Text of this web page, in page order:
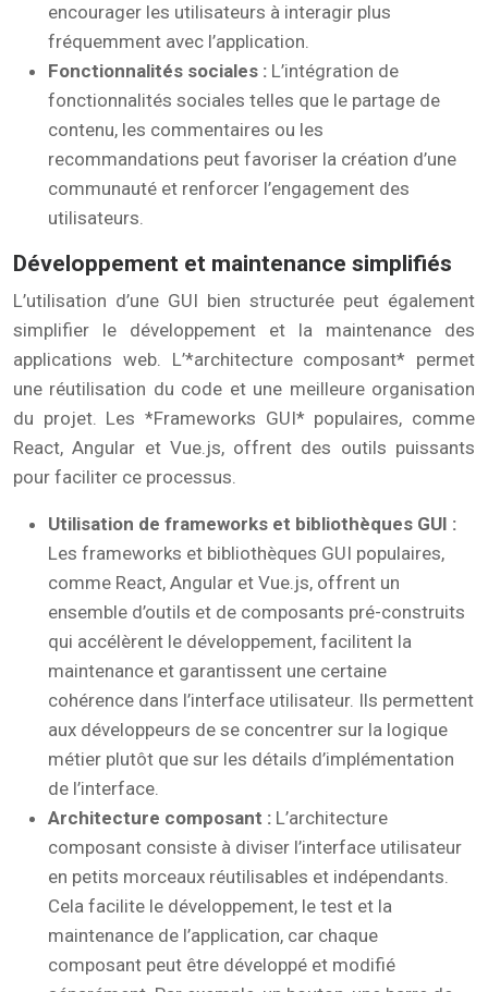
encourager les utilisateurs à interagir plus
fréquemment avec l’application.
Fonctionnalités sociales : L’intégration de
fonctionnalités sociales telles que le partage de
contenu, les commentaires ou les
recommandations peut favoriser la création d’une
communauté et renforcer l’engagement des
utilisateurs.
Développement et maintenance simplifiés
L’utilisation d’une GUI bien structurée peut également
simplifier le développement et la maintenance des
applications web. L’*architecture composant* permet
une réutilisation du code et une meilleure organisation
du projet. Les *Frameworks GUI* populaires, comme
React, Angular et Vue.js, offrent des outils puissants
pour faciliter ce processus.
Utilisation de frameworks et bibliothèques GUI :
Les frameworks et bibliothèques GUI populaires,
comme React, Angular et Vue.js, offrent un
ensemble d’outils et de composants pré-construits
qui accélèrent le développement, facilitent la
maintenance et garantissent une certaine
cohérence dans l’interface utilisateur. Ils permettent
aux développeurs de se concentrer sur la logique
métier plutôt que sur les détails d’implémentation
de l’interface.
Architecture composant : L’architecture
composant consiste à diviser l’interface utilisateur
en petits morceaux réutilisables et indépendants.
Cela facilite le développement, le test et la
maintenance de l’application, car chaque
composant peut être développé et modifié